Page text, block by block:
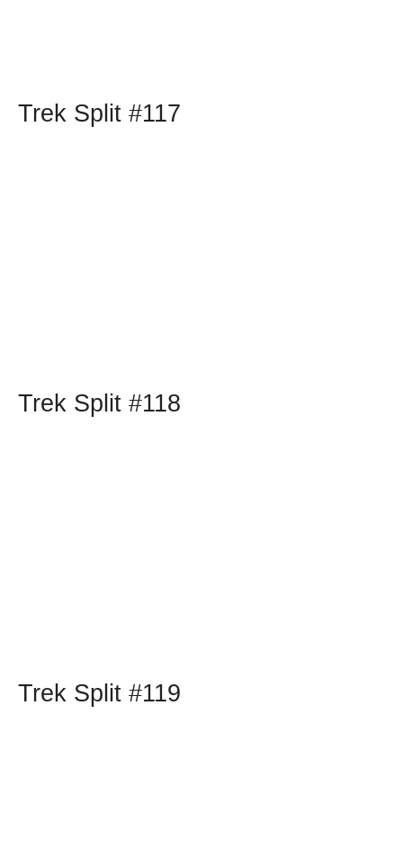
Trek Split #117
Trek Split #118
Trek Split #119